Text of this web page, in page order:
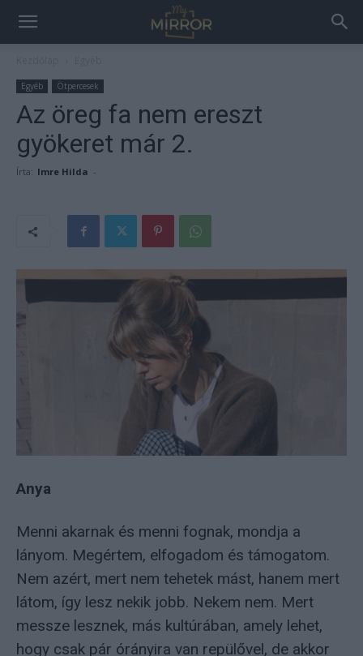
Egyéb Ötpercesek
Az öreg fa nem ereszt
gyökeret már 2.
Írta: Imre Hilda -
Anya
Menni akarnak és menni fognak, mondja a
lányom. Megértem, elfogadom és támogatom.
Nem azért, mert nem tehetek mást, hanem mert
látom, így lesz nekik jobb. Nekem nem. Mert
messze lesznek, más kultúrában, amely lehet,
hogy csak pár órányira van repülővel, de akkor